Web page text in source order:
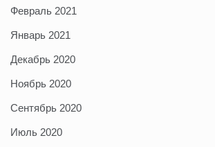
Февраль 2021
Январь 2021
Декабрь 2020
Ноябрь 2020
Сентябрь 2020
Июль 2020